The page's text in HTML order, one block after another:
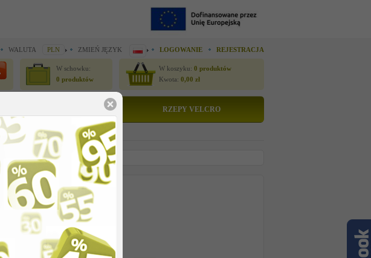
WALUTA PLN ZMIEŃ JĘZYK LOGOWANIE REJESTRACJA
W schowku:
0 produktów
W koszyku: 0 produktów
Kwota: 0,00 zł
RZEPY VELCRO
pusher assm kit us
Cena netto
Zapytaj o cenę
Nr kat:U-29480AWA